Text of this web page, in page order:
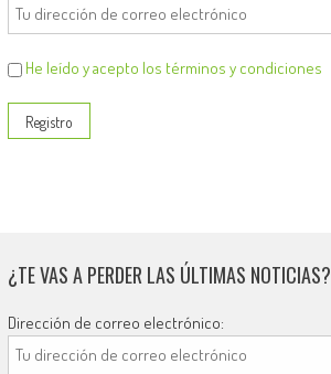
He leído y acepto los términos y condiciones
¿TE VAS A PERDER LAS ÚLTIMAS NOTICIAS?
Dirección de correo electrónico: